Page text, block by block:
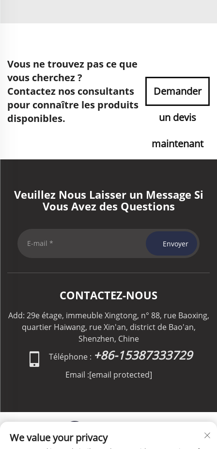
Vous ne trouvez pas ce que
vous cherchez ?
Contactez nos consultants
pour connaître les produits
disponibles.
Demander
un devis
maintenant
Veuillez Nous Laisser un Message Si
Vous Avez des Questions
Envoyer
CONTACTEZ-NOUS
Add: 29e étage, immeuble Xingtong, n° 88, rue Baoxing,
quartier Haiwang, rue Xin'an, district de Bao'an,
Shenzhen, Chine
Téléphone : +86-15387333729
Email :[email protected]
We value your privacy